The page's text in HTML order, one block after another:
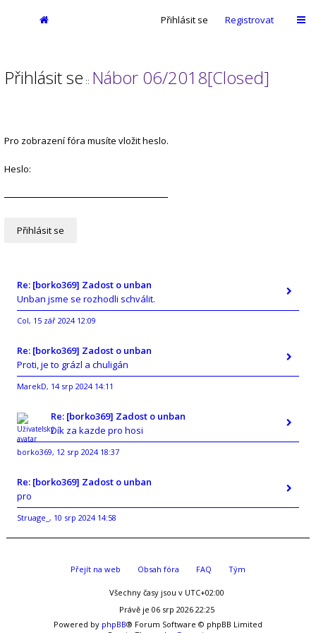
Přihlásit se Registrovat
Přihlásit se :: Nábor 06/2018[Closed]
Pro zobrazení fóra musíte vložit heslo.
Heslo:
Re: [borko369] Zadost o unban
Unban jsme se rozhodli schválit.
Col, 15 zář 2024 12:09
Re: [borko369] Zadost o unban
Proti, je to grázl a chuligán
MarekD, 14 srp 2024 14:11
Re: [borko369] Zadost o unban
Dík za kazde pro hosi
borko369, 12 srp 2024 18:37
Re: [borko369] Zadost o unban
pro
Struage_ , 10 srp 2024 14:58
Přejít na web Obsah fóra FAQ Tým
Všechny časy jsou v UTC+02:00
Právě je 06 srp 2026 22:25
Powered by phpBB® Forum Software © phpBB Limited